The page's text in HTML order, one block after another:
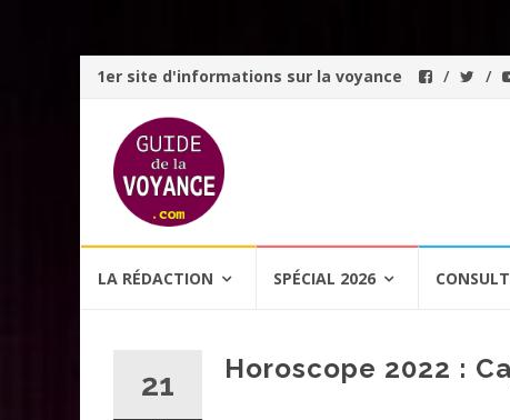
1er site d'informations sur la voyance
LA RÉDACTION SPÉCIAL 2026
21 Horoscope 2022 :